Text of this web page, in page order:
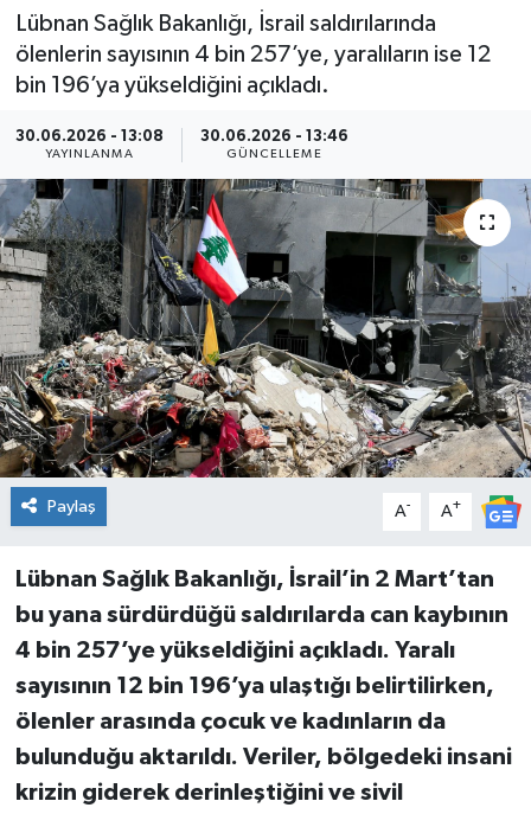
Lübnan Sağlık Bakanlığı, İsrail saldırılarında
ölenlerin sayısının 4 bin 257’ye, yaralıların ise 12
bin 196’ya yükseldiğini açıkladı.
30.06.2026 - 13:08
YAYINLANMA
30.06.2026 - 13:46
GÜNCELLEME
Paylaş A- A+
Lübnan Sağlık Bakanlığı, İsrail’in 2 Mart’tan
bu yana sürdürdüğü saldırılarda can kaybının
4 bin 257’ye yükseldiğini açıkladı. Yaralı
sayısının 12 bin 196’ya ulaştığı belirtilirken,
ölenler arasında çocuk ve kadınların da
bulunduğu aktarıldı. Veriler, bölgedeki insani
krizin giderek derinleştiğini ve sivil
Güncel
Güvenlik
Kültür Sanat
Magazin
Medya
Politika
Sağlık
Spor
Turizm
Yaşam
Son Dakika Haberleri
Haber Arşivi